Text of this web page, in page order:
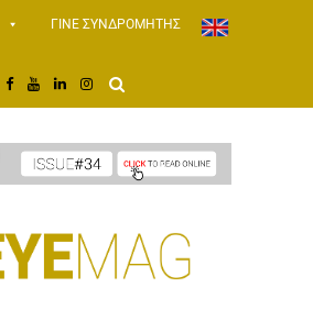
ΓΙΝΕ ΣΥΝΔΡΟΜΗΤΗΣ